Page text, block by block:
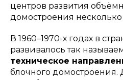
центров развития
домостроения
В 1960–1970-х годах в
развивалось так
техническое
блочного домостроения.